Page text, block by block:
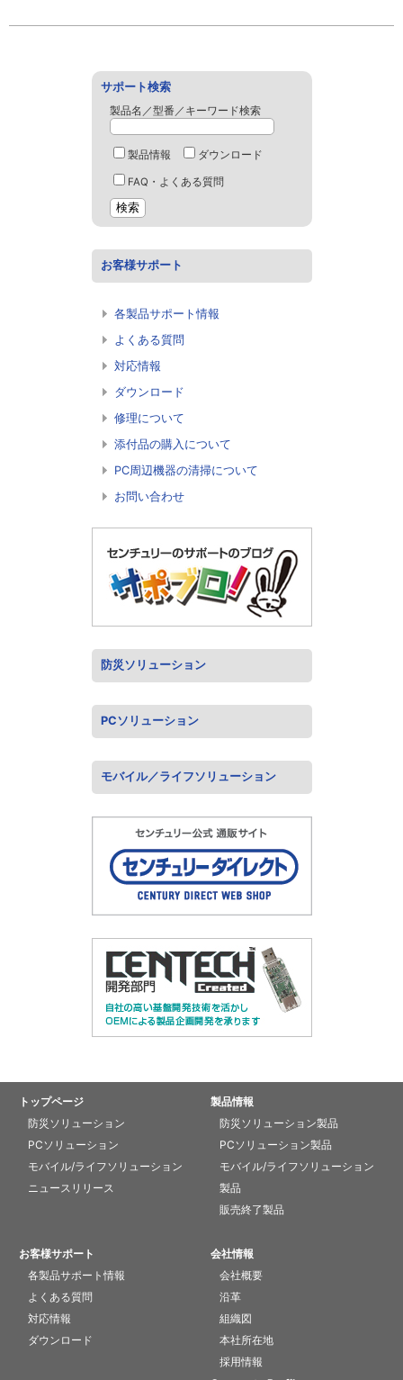
サポート検索
製品名／型番／キーワード検索
製品情報 ダウンロード
FAQ・よくある質問
お客様サポート
各製品サポート情報
よくある質問
対応情報
ダウンロード
修理について
添付品の購入について
PC周辺機器の清掃について
お問い合わせ
防災ソリューション
PCソリューション
モバイル／ライフソリューション
トップページ
防災ソリューション
PCソリューション
モバイル/ライフソリューション
ニュースリリース
製品情報
防災ソリューション製品
PCソリューション製品
モバイル/ライフソリューション
製品
販売終了製品
お客様サポート
各製品サポート情報
よくある質問
対応情報
ダウンロード
会社情報
会社概要
沿革
組織図
本社所在地
採用情報